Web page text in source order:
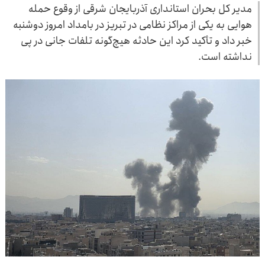
مدیر کل بحران استانداری آذربایجان شرقی از وقوع حمله
هوایی به یکی از مراکز نظامی در تبریز در بامداد امروز دوشنبه
خبر داد و تأکید کرد این حادثه هیچ‌گونه تلفات جانی در پی
نداشته است.